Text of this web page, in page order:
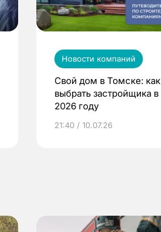
Новости компаний
Свой дом в Томске: как
выбрать застройщика в
2026 году
21:40 / 10.07.26